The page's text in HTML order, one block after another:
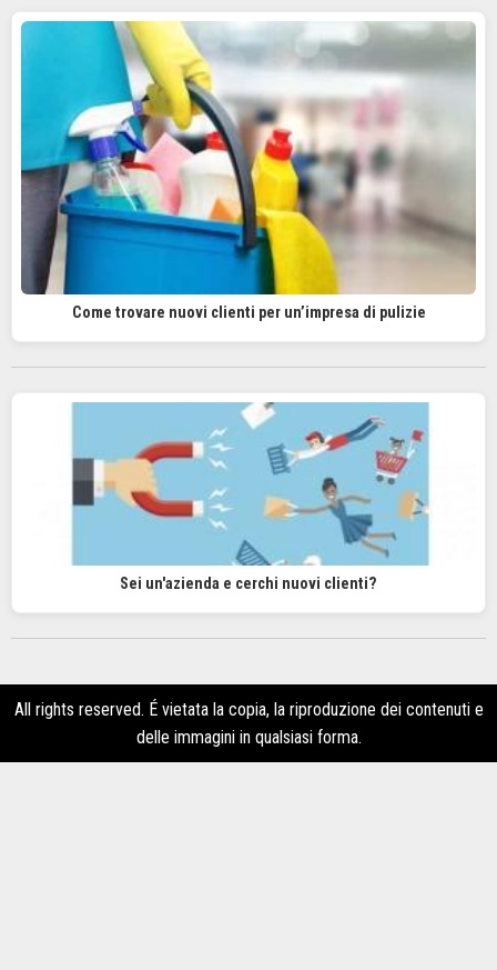
Come trovare nuovi clienti per un’impresa di pulizie
Sei un'azienda e cerchi nuovi clienti?
All rights reserved. É vietata la copia, la riproduzione dei contenuti e
delle immagini in qualsiasi forma.